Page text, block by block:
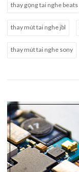
thay gọng tai nghe beats
thay mút tai nghe jbl
thay mút tai nghe sony